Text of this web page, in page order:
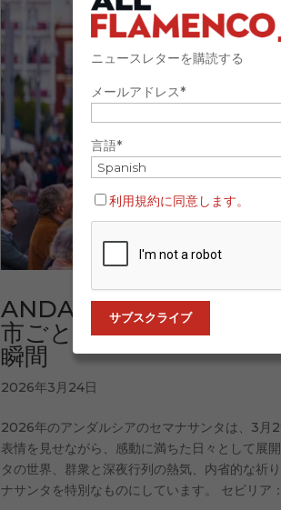
ANDALUSIAN CRUSH
市ごとに体験する兄弟会
瞬間
2026年3月24日
2026年のアンダルシアのセマナサンタは、3月
表情を見せながら、感動に満ちた日々として展
タの世界、群衆と深夜行列の熱気、内省的な祈
ナサンタを特別なものにしています。 セビリア
ニュースレターを購読する
メールアドレス*
言語*
利用規約に同意します。